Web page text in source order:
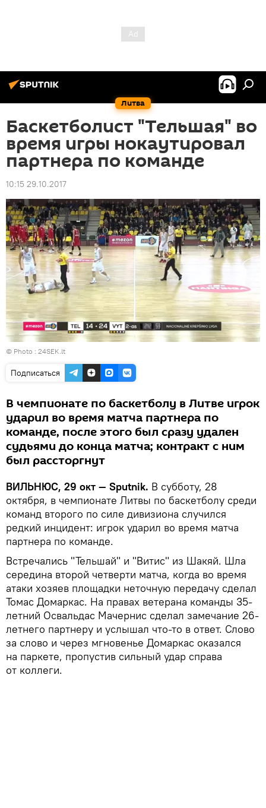
Литва
Баскетболист "Тельшая" во
время игры нокаутировал
партнера по команде
10:15 29.10.2017
© Photo : 24SEK.lt
Подписаться
В чемпионате по баскетболу в Литве игрок
ударил во время матча партнера по
команде, после этого был сразу удален
судьями до конца матча; контракт с ним
был рассторгнут
ВИЛЬНЮС, 29 окт — Sputnik. В субботу, 28
октября, в чемпионате Литвы по баскетболу среди
команд второго по силе дивизиона случился
редкий инцидент: игрок ударил во время матча
партнера по команде.
Встречались "Тельшай" и "Витис" из Шакяй. Шла
середина второй четверти матча, когда во время
атаки хозяев площадки неточную передачу сделал
Томас Домаркас. На правах ветерана команды 35-
летний Освальдас Мачернис сделал замечание 26-
летнего партнеру и услышал что-то в ответ. Слово
за слово и через мгновенье Домаркас оказался
на паркете, пропустив сильный удар справа
от коллеги.